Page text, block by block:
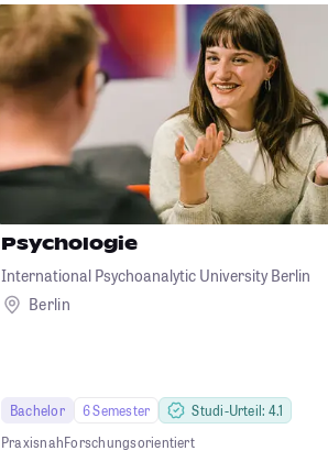
Psychologie
International Psychoanalytic University Berlin
Berlin
Bachelor 6 Semester
Studi-Urteil: 4.1
PraxisnahForschungsorientiert